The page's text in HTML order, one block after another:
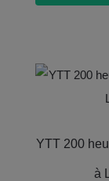
YTT 200
à